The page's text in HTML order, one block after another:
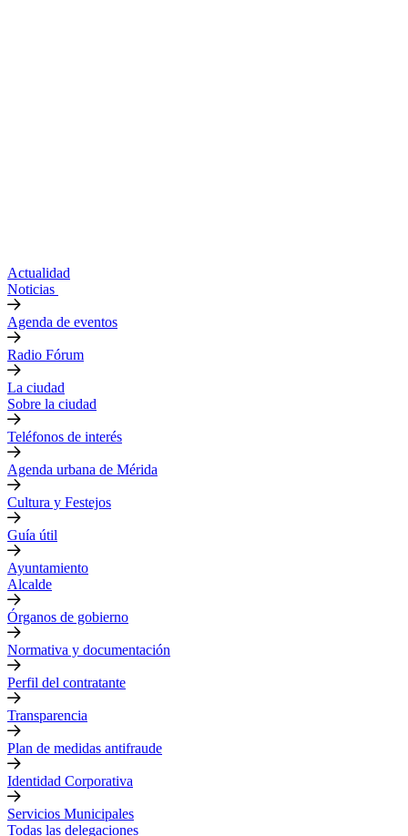
Actualidad
Noticias
Agenda de eventos
Radio Fórum
La ciudad
Sobre la ciudad
Teléfonos de interés
Agenda urbana de Mérida
Cultura y Festejos
Guía útil
Ayuntamiento
Alcalde
Órganos de gobierno
Normativa y documentación
Perfil del contratante
Transparencia
Plan de medidas antifraude
Identidad Corporativa
Servicios Municipales
Todas las delegaciones